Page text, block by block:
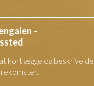
–
kortlægge og beskrive de